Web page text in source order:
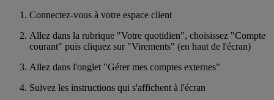
Connectez-vous à votre espace client
Allez dans la rubrique "Votre quotidien", choisissez "Compte
courant" puis cliquez sur "Virements" (en haut de l'écran)
Allez dans l'onglet "Gérer mes comptes externes"
Suivez les instructions qui s'affichent à l'écran